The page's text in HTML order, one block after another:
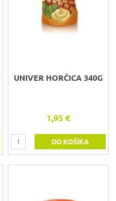
UNIVER HORČICA 340G
1,95 €
DO KOŠÍKA